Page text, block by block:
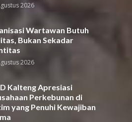
2026
Wartawan Butuh
Bukan Sekadar
2026
Kalteng Apresiasi
Perkebunan di
yang Penuhi Kewajiban